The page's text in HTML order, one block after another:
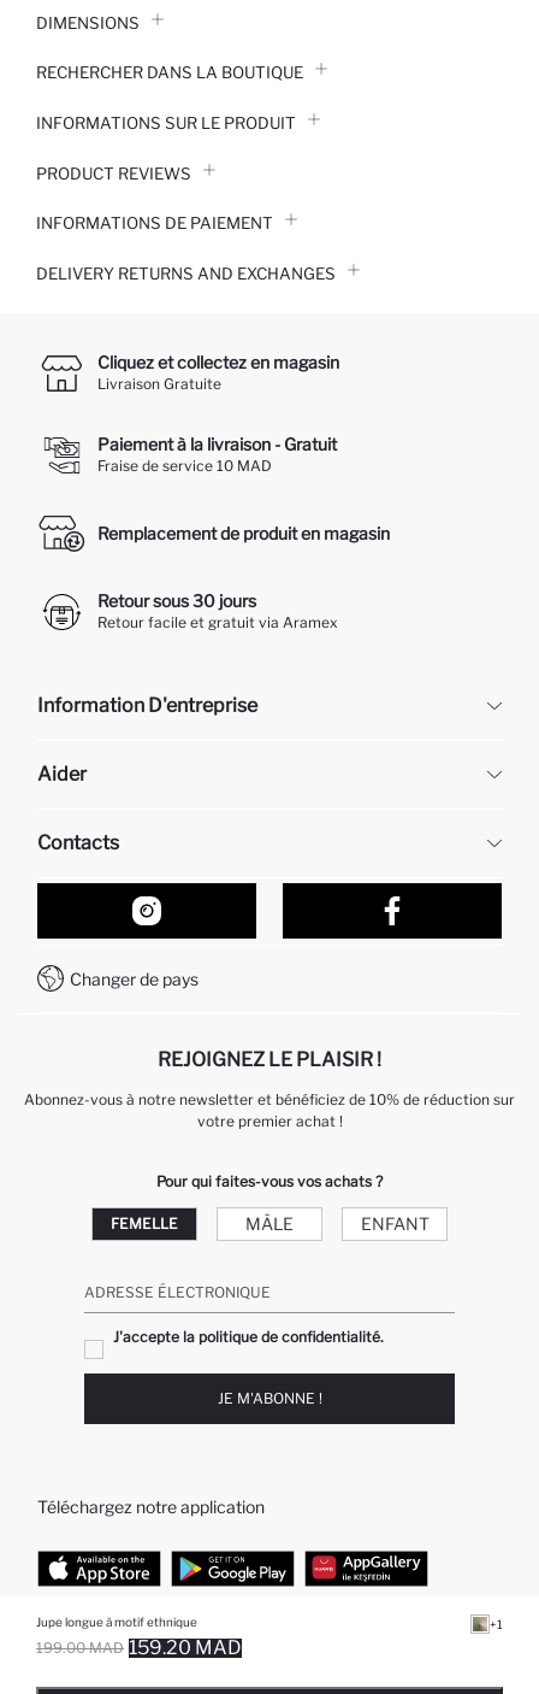
DIMENSIONS
RECHERCHER DANS LA BOUTIQUE
INFORMATIONS SUR LE PRODUIT
PRODUCT REVIEWS
INFORMATIONS DE PAIEMENT
DELIVERY RETURNS AND EXCHANGES
Jupe longue à motif ethnique
199.00 MAD 159.20 MAD
+1
Cliquez et collectez en magasin
Livraison Gratuite
Paiement à la livraison - Gratuit
Fraise de service 10 MAD
Remplacement de produit en magasin
Retour sous 30 jours
Retour facile et gratuit via Aramex
Information D'entreprise
À propos de nous
Aider
Retour et changement
Suivi de la Commande
Comment acheter sur DeFacto ?
Comment payer sur DeFacto?
Contacts
Nos Magasins
Formulaire de contact
Service Client +212 525 076 633
Changer de pays
REJOIGNEZ LE PLAISIR !
Abonnez-vous à notre newsletter et bénéficiez de 10% de réduction sur
votre premier achat !
Pour qui faites-vous vos achats ?
FEMELLE MÂLE ENFANT
ADRESSE ÉLECTRONIQUE
J'accepte la politique de confidentialité.
JE M'ABONNE !
Téléchargez notre application
TOP CATÉGORIES